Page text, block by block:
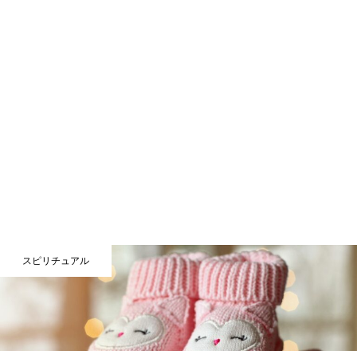
スピリチュアル